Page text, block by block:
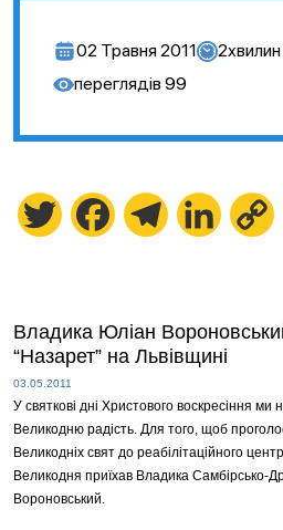
02 Травня 2011 2
переглядів 99
Twitter FacebookTelegramLinkedIn
Владика Юліан
“Назарет” на Львівщині
03.05.2011
У святкові дні Христового воскресіння
Великодню радість. Для того, щоб
Великодніх свят до реабілітаційного
Великодня приїхав Владика Самбірсько-
Вороновський.